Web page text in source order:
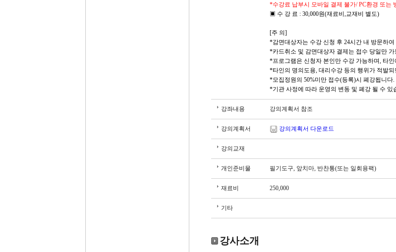
*수강료 납부시 모바일 결제 불가/ PC환경 또는
▣ 수 강 료 : 30,000원(재료비,교재비 별도)
[주 의]
*감면대상자는 수강 신청 후 24시간 내 방문하
*카드취소 및 감면대상자 결제는 접수 당일만
*프로그램은 신청자 본인만 수강 가능하며, 타
*타인의 명의도용, 대리수강 등의 행위가 적발
*모집정원의 50%미만 접수(등록)시 폐강됩니다.
*기관 사정에 따라 운영의 변동 및 폐강 될 수 있
강좌내용 강의계획서 참조
강의계획서 강의계획서 다운로드
강의교재
개인준비물 필기도구, 앞치마, 반찬통(또는 일회용팩)
재료비 250,000
기타
강사소개